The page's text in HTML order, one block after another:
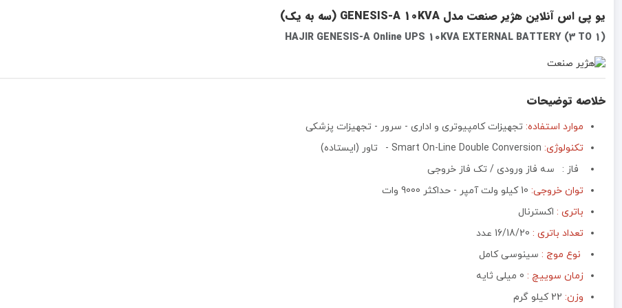
یو پی اس آنلاین هژیر صنعت مدل GENESIS-A 10KVA (سه به یک)
HAJIR GENESIS-A Online UPS 10KVA EXTERNAL BATTERY (3 TO 1)
خلاصه توضیحات
موارد استفاده: تجهیزات کامپیوتری و اداری - سرور - تجهیزات پزشکی
تکنولوژی:
تاور (ایستاده)
فاز :
سه فاز ورودی / تک فاز خروجی
توان خروجی:
باتری : اکسترنال
تعداد باتری :
نوع موج : سینوسی کامل
زمان سوییچ : 0 میلی ثایه
وزن: 22 کیلو گرم